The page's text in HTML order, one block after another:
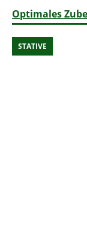
Optimales
STATIVE